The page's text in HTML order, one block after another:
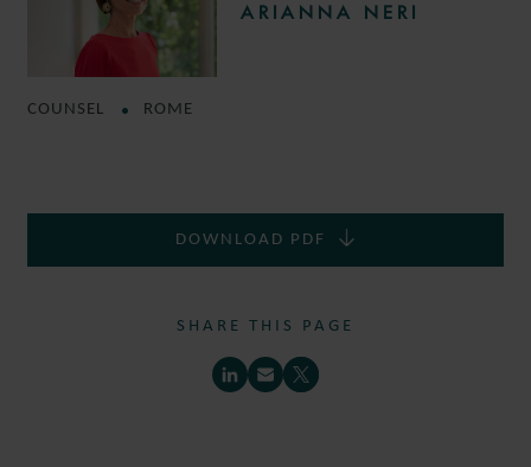
ARIANNA NERI
COUNSEL ROME
DOWNLOAD PDF
SHARE THIS PAGE